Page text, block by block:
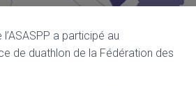
a participé au
de duathlon de la Fédération des